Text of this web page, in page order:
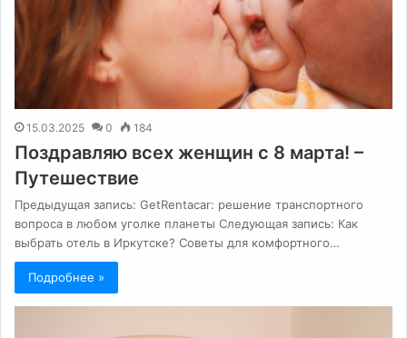
15.03.2025 0 184
Поздравляю всех женщин с 8 марта! –
Путешествие
Предыдущая запись: GetRentacar: решение транспортного
вопроса в любом уголке планеты Следующая запись: Как
выбрать отель в Иркутске? Советы для комфортного…
Подробнее »